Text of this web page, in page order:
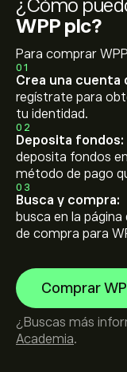
¿Cómo
WPP plc?
Para comprar
01
Crea una cuenta
regístrate para
tu identidad.
02
Deposita fondos:
deposita fondos
método de pago
03
Busca y compra:
busca en la
de compra para
Comprar
¿Buscas más
Academia.